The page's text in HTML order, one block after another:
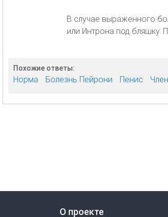
В случае выраженного
или Интрона под бляшку.
Похожие ответы:
Норма Болезнь Пейрони Пенис Член
О проекте